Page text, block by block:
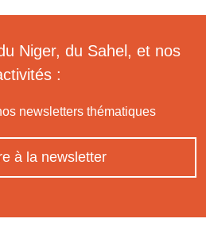
Niger, du Sahel, et nos
:
newsletters thématiques
à la newsletter